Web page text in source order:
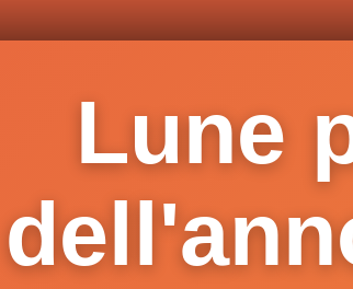
Lune